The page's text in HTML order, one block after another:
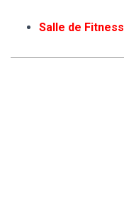
Salle de Fitness